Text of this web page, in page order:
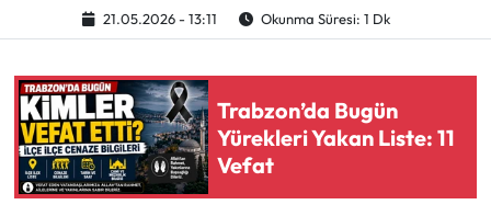
21.05.2026 - 13:11 Okunma Süresi: 1 Dk
Trabzon’da Bugün
Yürekleri Yakan Liste: 11
Vefat
BIK
ASTROLOJİ
Spor Yazıları